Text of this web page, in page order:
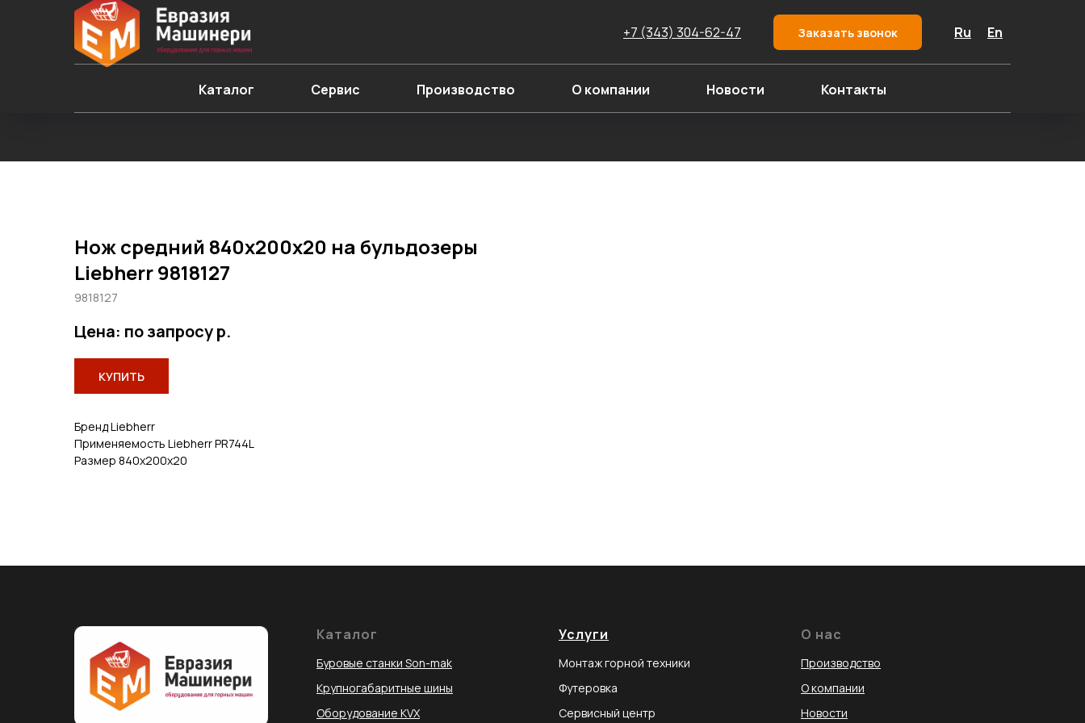
+7 (343) 304-62-47 Заказать звонок Ru En
Каталог Сервис Производство О компании Новости Контакты
Нож средний 840х200х20 на бульдозеры
Liebherr 9818127
9818127
Цена: по запросур.
КУПИТЬ
Бренд Liebherr
Применяемость Liebherr PR744L
Размер 840х200х20
Каталог
Буровые станки Son-mak
Крупногабаритные шины
Оборудование KVX
Услуги
Монтаж горной техники
Футеровка
Сервисный центр
О нас
Производство
О компании
Новости